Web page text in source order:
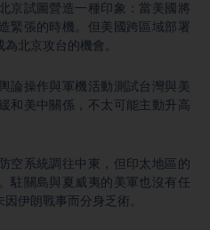
京試圖營造一種印象：當美國將
緊張的時機。但美國跨區域部署
北京攻台的機會。
論操作與軍機活動測試台灣與美
和美中關係，不太可能主動升高
空系統調往中東，但印太地區的
駐關島與夏威夷的美軍也沒有任
伊朗戰事而分身乏術。